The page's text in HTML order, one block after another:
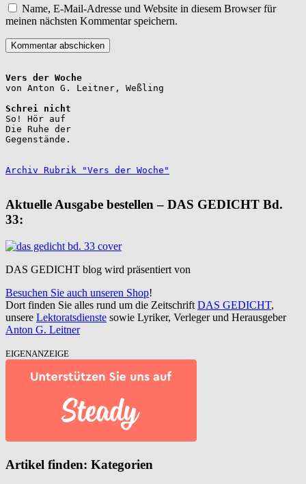
Name, E-Mail-Adresse und Website in diesem Browser für
meinen nächsten Kommentar speichern.
Vers der Woche
Schrei nicht
So! Hör auf
Die Ruhe der
Gegenstände.
Archiv Rubrik "Vers der Woche"
Aktuelle Ausgabe bestellen – DAS GEDICHT Bd.
33:
DAS GEDICHT blog wird präsentiert von
Besuchen Sie auch unseren Shop!
Dort finden Sie alles rund um die Zeitschrift DAS GEDICHT,
unsere Lektoratsdienste sowie Lyriker, Verleger und Herausgeber
Anton G. Leitner
EIGENANZEIGE
Artikel finden: Kategorien